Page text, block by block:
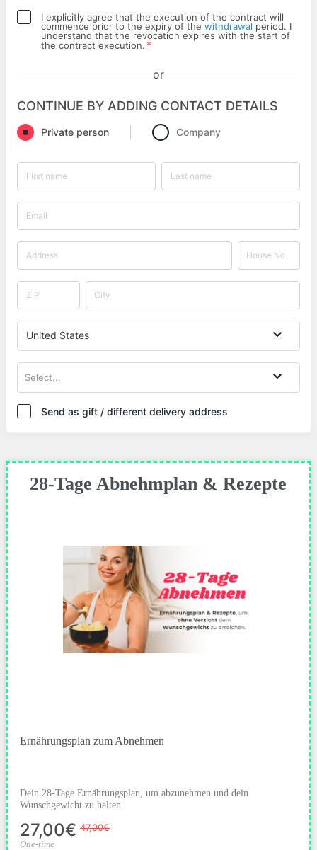
I explicitly agree that the execution of the contract will
commence prior to the expiry of the withdrawal period. I
understand that the revocation expires with the start of
the contract execution. *
or
CONTINUE BY ADDING CONTACT DETAILS
Private person Company
United States
Select...
Send as gift / different delivery address
28-Tage Abnehmplan & Rezepte
Ernährungsplan zum Abnehmen
Dein 28-Tage Ernährungsplan, um abzunehmen und dein
Wunschgewicht zu halten
27,00€
One-time
47,00€